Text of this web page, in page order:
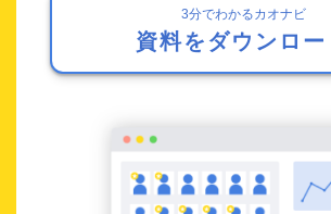
3分でわかるカオナビ
資料をダウンロー